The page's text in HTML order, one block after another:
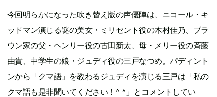
今回明らかになった吹き替え版の声優陣は、ニコール・キ
ッドマン演じる謎の美女・ミリセント役の木村佳乃、ブラ
ウン家の父・ヘンリー役の古田新太、母・メリー役の斉藤
由貴、中学生の娘・ジュディ役の三戸なつめ。パディント
ンから「クマ語」を教わるジュディを演じる三戸は「私の
クマ語も是非聞いてください！^ ^」とコメントしてい